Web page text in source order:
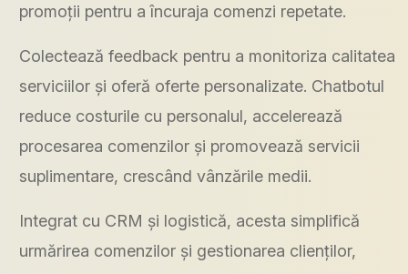
promoții pentru a încuraja comenzi repetate.
Colectează feedback pentru a monitoriza calitatea
serviciilor și oferă oferte personalizate. Chatbotul
reduce costurile cu personalul, accelerează
procesarea comenzilor și promovează servicii
suplimentare, crescând vânzările medii.
Integrat cu CRM și logistică, acesta simplifică
urmărirea comenzilor și gestionarea clienților,